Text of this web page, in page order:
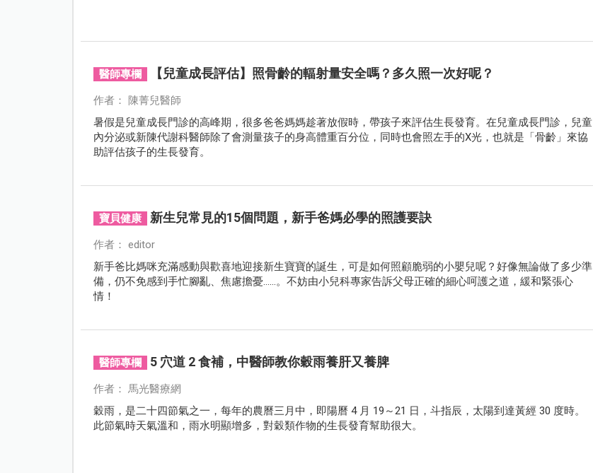
醫師專欄 【兒童成長評估】照骨齡的輻射量安全嗎？多久照一次好呢？
作者： 陳菁兒醫師
暑假是兒童成長門診的高峰期，很多爸爸媽媽趁著放假時，帶孩子來評估生長發育。在兒童成長門診，兒童
內分泌或新陳代謝科醫師除了會測量孩子的身高體重百分位，同時也會照左手的X光，也就是「骨齡」來協
助評估孩子的生長發育。
寶貝健康 新生兒常見的15個問題，新手爸媽必學的照護要訣
作者： editor
新手爸比媽咪充滿感動與歡喜地迎接新生寶寶的誕生，可是如何照顧脆弱的小嬰兒呢？好像無論做了多少準
備，仍不免感到手忙腳亂、焦慮擔憂……。不妨由小兒科專家告訴父母正確的細心呵護之道，緩和緊張心
情！
醫師專欄 5 穴道 2 食補，中醫師教你穀雨養肝又養脾
作者： 馬光醫療網
穀雨，是二十四節氣之一，每年的農曆三月中，即陽曆 4 月 19～21 日，斗指辰，太陽到達黃經 30 度時。
此節氣時天氣溫和，雨水明顯增多，對穀類作物的生長發育幫助很大。